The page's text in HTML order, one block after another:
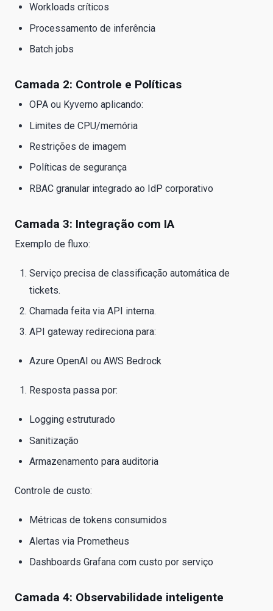
Workloads críticos
Processamento de inferência
Batch jobs
Camada 2: Controle e Políticas
OPA ou Kyverno aplicando:
Limites de CPU/memória
Restrições de imagem
Políticas de segurança
RBAC granular integrado ao IdP corporativo
Camada 3: Integração com IA
Exemplo de fluxo:
Serviço precisa de classificação automática de
tickets.
Chamada feita via API interna.
API gateway redireciona para:
Azure OpenAI ou AWS Bedrock
Resposta passa por:
Logging estruturado
Sanitização
Armazenamento para auditoria
Controle de custo:
Métricas de tokens consumidos
Alertas via Prometheus
Dashboards Grafana com custo por serviço
Camada 4: Observabilidade inteligente